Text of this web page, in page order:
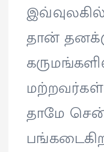
தான்
தாமே